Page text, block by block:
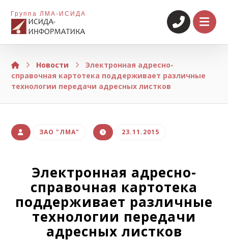
Группа ЛМА-ИСИДА
Новости
Электронная адресно-
справочная картотека поддерживает различные
технологии передачи адресных листков
ЗАО "ЛМА" 23.11.2015
Электронная адресно-
справочная картотека
поддерживает различные
технологии передачи
адресных листков